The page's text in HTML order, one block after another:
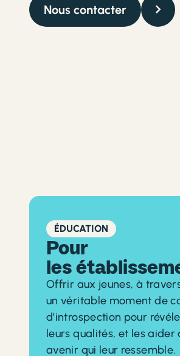
Nous contacter
ÉDUCATION
Pour
les
Offrir aux jeunes, à
un véritable moment de
d’introspection pour
leurs qualités, et les aider
avenir qui leur ressemble.